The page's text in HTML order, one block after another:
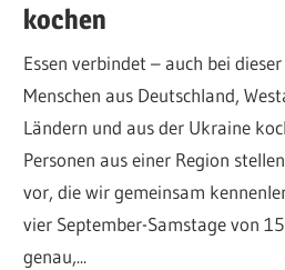
kochen
Essen verbindet – auch bei
Menschen aus Deutschland,
Ländern und aus der Ukraine
Personen aus einer Region
vor, die wir gemeinsam
vier September-Samstage von
genau,...